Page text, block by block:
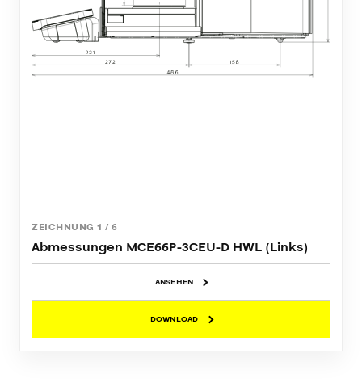
ZEICHNUNG 1 / 6
Abmessungen MCE66P-3CEU-D HWL (Links)
ANSEHEN
DOWNLOAD